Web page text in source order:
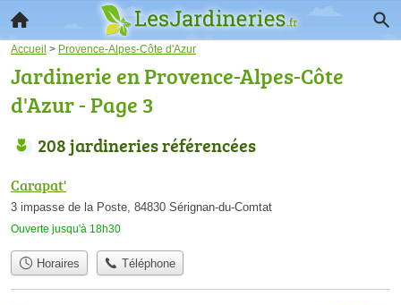
Accueil > Provence-Alpes-Côte d'Azur
Jardinerie en Provence-Alpes-Côte
d'Azur - Page 3
208 jardineries référencées
Carapat'
3 impasse de la Poste, 84830 Sérignan-du-Comtat
Ouverte jusqu'à 18h30
Horaires Téléphone